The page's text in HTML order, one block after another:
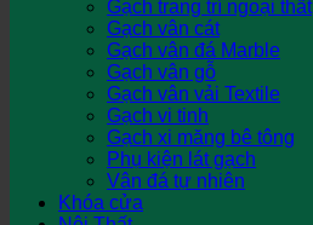
Gạch trang trí ngoại thất
Gạch vân cát
Gạch vân đá Marble
Gạch vân gỗ
Gạch vân vải Textile
Gạch vi tinh
Gạch xi măng bê tông
Phụ kiện lát gạch
Vân đá tự nhiên
Khóa cửa